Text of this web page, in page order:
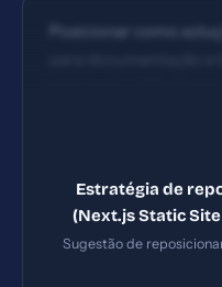
Posicionar como
facilidade de uso e
Estratégia de
(Next.js Static
Sugestão de